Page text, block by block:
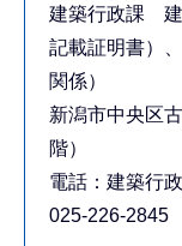
建築行政課 建
記載証明書）
関係）
新潟市中央区
階）
電話：建築行
025-226-2845